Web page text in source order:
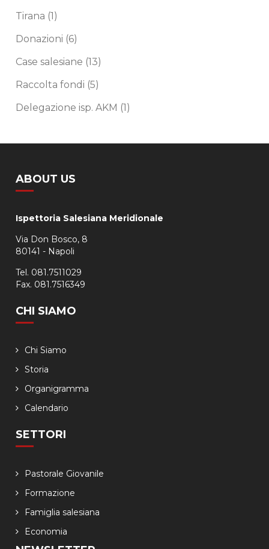
Tirana (1)
Donazioni (6)
Case salesiane (13)
Raccolta fondi (5)
Delegazione isp. AKM (1)
ABOUT US
Ispettoria Salesiana Meridionale
Via Don Bosco, 8
80141 - Napoli
Tel. 081.7511029
Fax. 081.7516349
CHI SIAMO
Chi Siamo
Storia
Organigramma
Calendario
SETTORI
Pastorale Giovanile
Formazione
Famiglia salesiana
Economia